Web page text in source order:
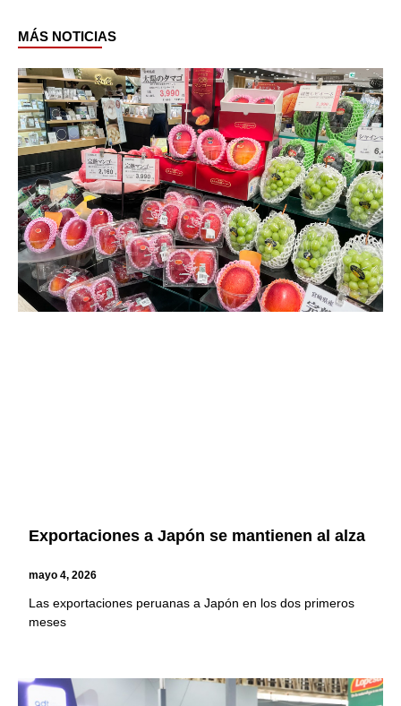
MÁS NOTICIAS
Exportaciones a Japón se mantienen al alza
mayo 4, 2026
Las exportaciones peruanas a Japón en los dos primeros
meses
Page PagePagePagePagePage Page